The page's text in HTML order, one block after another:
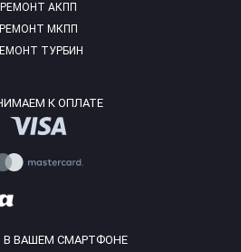
РЕМОНТ АКПП
РЕМОНТ МКПП
ТУРБИН
К ОПЛАТЕ
В ВАШЕМ СМАРТФОНЕ